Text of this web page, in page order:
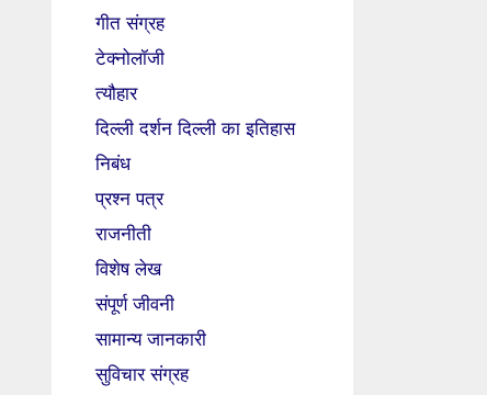
गीत संग्रह
टेक्नोलॉजी
त्यौहार
दिल्ली दर्शन दिल्ली का इतिहास
निबंध
प्रश्न पत्र
राजनीती
विशेष लेख
संपूर्ण जीवनी
सामान्य जानकारी
सुविचार संग्रह